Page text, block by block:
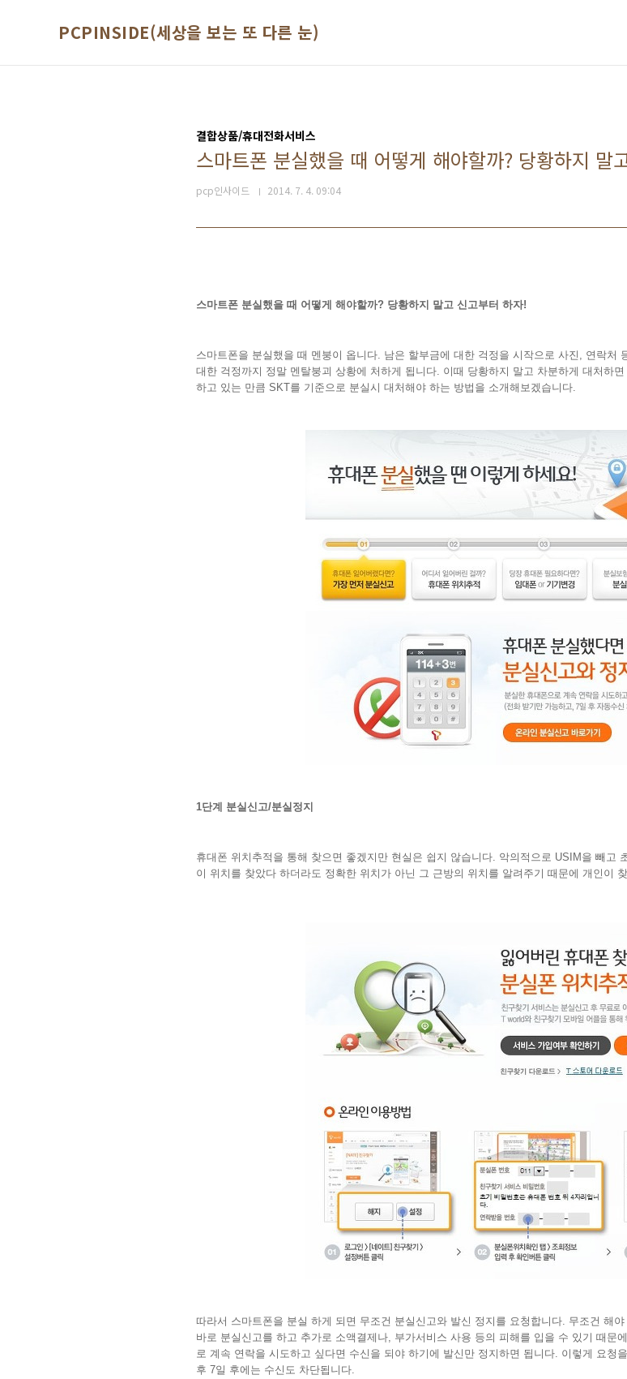
PCPINSIDE(세상을 보는 또 다른 눈)
결합상품/휴대전화서비스
스마트폰 분실했을 때 어떻게 해야할까? 당황하지 말
pcp인사이드 2014. 7. 4. 09:04
스마트폰 분실했을 때 어떻게 해야할까? 당황하지 말고 신고부터 하자!
스마트폰을 분실했을 때 멘붕이 옵니다. 남은 할부금에 대한 걱정을 시작으로 사진, 연락처
대한 걱정까지 정말 멘탈붕괴 상황에 처하게 됩니다. 이때 당황하지 말고 차분하게 대처하
하고 있는 만큼 SKT를 기준으로 분실시 대처해야 하는 방법을 소개해보겠습니다.
1단계 분실신고/분실정지
휴대폰 위치추적을 통해 찾으면 좋겠지만 현실은 쉽지 않습니다. 악의적으로 USIM을 빼고
이 위치를 찾았다 하더라도 정확한 위치가 아닌 그 근방의 위치를 알려주기 때문에 개인이
따라서 스마트폰을 분실 하게 되면 무조건 분실신고와 발신 정지를 요청합니다. 무조건 해
바로 분실신고를 하고 추가로 소액결제나, 부가서비스 사용 등의 피해를 입을 수 있기 때문
로 계속 연락을 시도하고 싶다면 수신을 되야 하기에 발신만 정지하면 됩니다. 이렇게 요청
후 7일 후에는 수신도 차단됩니다.